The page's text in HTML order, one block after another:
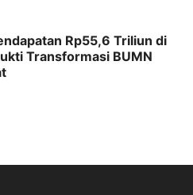
Rp55,6 Triliun di
Transformasi BUMN